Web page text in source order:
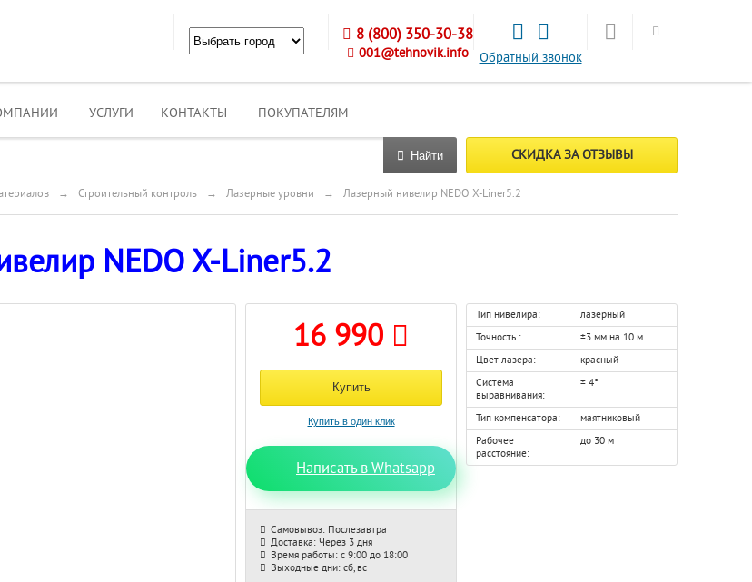
Обратный звонок
8 (800) 350-30-38
001@tehnovik.info
УСЛУГИ КОНТАКТЫ ПОКУПАТЕЛЯМ
Найти СКИДКА ЗА ОТЗЫВЫ
→ Строительный контроль → Лазерные уровни → Лазерный нивелир NEDO X-Liner5.2
NEDO X-Liner5.2
16 990
Написать в Whatsapp
Самовывоз: Послезавтра
Доставка: Через 3 дня
Время работы: с 9:00 до 18:00
Выходные дни: сб, вс
Тип нивелира:
лазерный
Точность :
±3 мм на 10 м
Цвет лазера:
красный
Система
выравнивания:
± 4°
Тип компенсатора:
маятниковый
Рабочее
расстояние:
до 30 м